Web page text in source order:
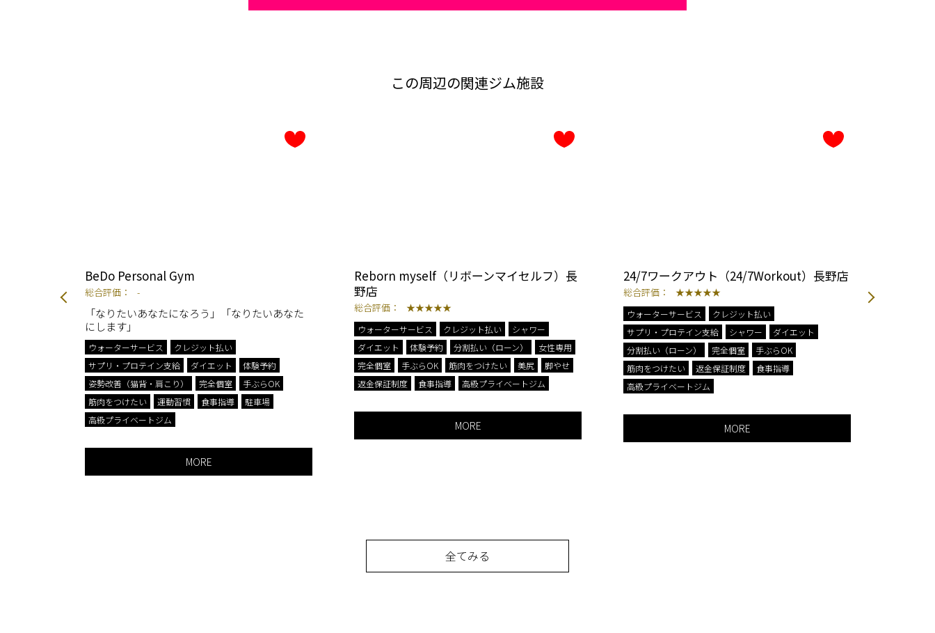
この周辺の関連ジム施設
BeDo Personal Gym
総合評価： -
「なりたいあなたになろう」「なりたいあなた
にします」
ウォーターサービス
クレジット払い
サプリ・プロテイン支給
ダイエット
体験予約
姿勢改善（猫背・肩こり）
完全個室
手ぶらOK
筋肉をつけたい
運動習慣 食事指導
駐車場
高級プライベートジム
MORE
Reborn myself（リボーンマイセルフ）長
野店
総合評価： ★★★★★
ウォーターサービス クレジット払い
シャワー
ダイエット
体験予約 分割払い（ローン）
女性専用
完全個室
手ぶらOK 筋肉をつけたい 美尻
脚やせ
返金保証制度
食事指導 高級プライベートジム
MORE
24/7ワークアウト（24/7Workout）長野店
総合評価： ★★★★★
ウォーターサービス
クレジット払い
サプリ・プロテイン支給
シャワー
ダイエット
分割払い（ローン）
完全個室
手ぶらOK
筋肉をつけたい
返金保証制度
食事指導
高級プライベートジム
MORE
全てみる